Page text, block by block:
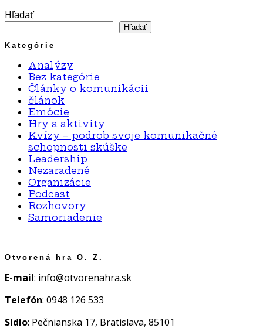
Hľadať
Hľadať
Kategórie
Analýzy
Bez kategórie
Články o komunikácii
článok
Emócie
Hry a aktivity
Kvízy – podrob svoje komunikačné
schopnosti skúške
Leadership
Nezaradené
Organizácie
Podcast
Rozhovory
Samoriadenie
Otvorená hra O. Z.
E-mail: info@otvorenahra.sk
Telefón: 0948 126 533
Sídlo: Pečnianska 17, Bratislava, 85101